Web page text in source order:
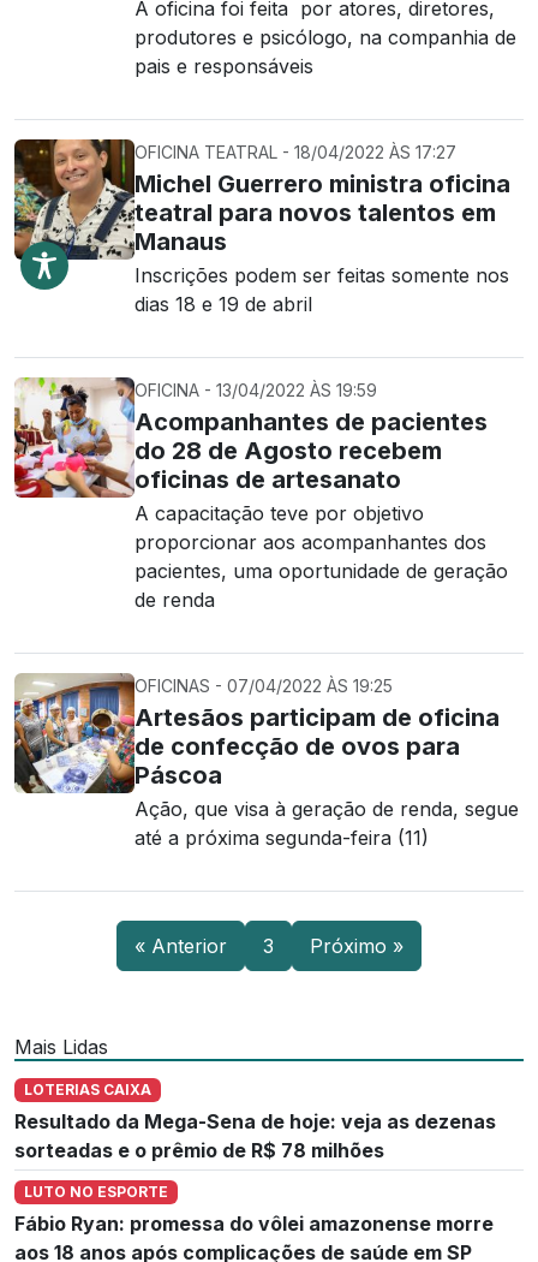
A oficina foi feita por atores, diretores,
produtores e psicólogo, na companhia de
pais e responsáveis
OFICINA TEATRAL - 18/04/2022 ÀS 17:27
Michel Guerrero ministra oficina
teatral para novos talentos em
Manaus
Inscrições podem ser feitas somente nos
dias 18 e 19 de abril
OFICINA - 13/04/2022 ÀS 19:59
Acompanhantes de pacientes
do 28 de Agosto recebem
oficinas de artesanato
A capacitação teve por objetivo
proporcionar aos acompanhantes dos
pacientes, uma oportunidade de geração
de renda
OFICINAS - 07/04/2022 ÀS 19:25
Artesãos participam de oficina
de confecção de ovos para
Páscoa
Ação, que visa à geração de renda, segue
até a próxima segunda-feira (11)
« Anterior 3 Próximo »
Mais Lidas
LOTERIAS CAIXA
Resultado da Mega-Sena de hoje: veja as dezenas
sorteadas e o prêmio de R$ 78 milhões
LUTO NO ESPORTE
Fábio Ryan: promessa do vôlei amazonense morre
aos 18 anos após complicações de saúde em SP